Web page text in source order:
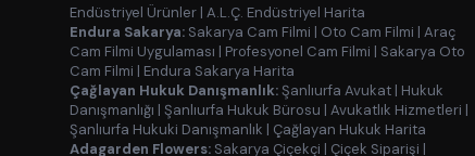
Endüstriyel Ürünler | A.L.Ç. Endüstriyel Harita
Endura Sakarya: Sakarya Cam Filmi | Oto Cam Filmi | Araç
Cam Filmi Uygulaması | Profesyonel Cam Filmi | Sakarya Oto
Cam Filmi | Endura Sakarya Harita
Çağlayan Hukuk Danışmanlık:Şanlıurfa Avukat | Hukuk
Danışmanlığı | Şanlıurfa Hukuk Bürosu | Avukatlık Hizmetleri |
Şanlıurfa Hukuki Danışmanlık | Çağlayan Hukuk Harita
Adagarden Flowers: Sakarya Çiçekçi | Çiçek Siparişi |